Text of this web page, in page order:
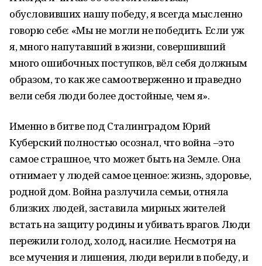
обусловивших нашу победу, я всегда мысленно
говорю себе: «Мы не могли не победить. Если уж
я, много напутавший в жизни, совершивший
много ошибочных поступков, вёл себя должным
образом, то как же самоотверженно и праведно
вели себя люди более достойные, чем я».
Именно в битве под Сталинградом Юрий
Куберский полностью осознал, что война –это
самое страшное, что может быть на Земле. Она
отнимает у людей самое ценное: жизнь, здоровье,
родной дом. Война разлучила семьи, отняла
близких людей, заставила мирных жителей
встать на защиту родины и убивать врагов. Люди
пережили голод, холод, насилие. Несмотря на
все мучения и лишения, люди верили в победу, и